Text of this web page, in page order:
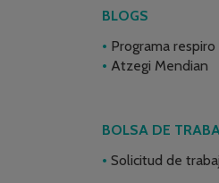
BLOGS
Programa respiro
Atzegi Mendian
BOLSA DE
Solicitud de